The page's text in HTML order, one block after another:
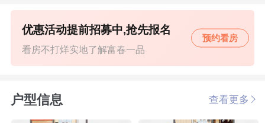
看房不打烊实地了解富春一品
优惠活动提前招募中,抢先报名
预约看房
户型信息 查看更多